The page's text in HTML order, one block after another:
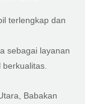
terlengkap dan
sebagai layanan
Babakan